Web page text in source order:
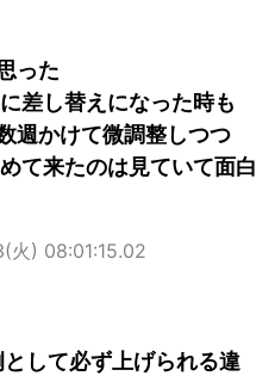
った
差し替えになった時も
週かけて微調整しつつ
て来たのは見ていて面白
) 08:01:15.02
して必ず上げられる違